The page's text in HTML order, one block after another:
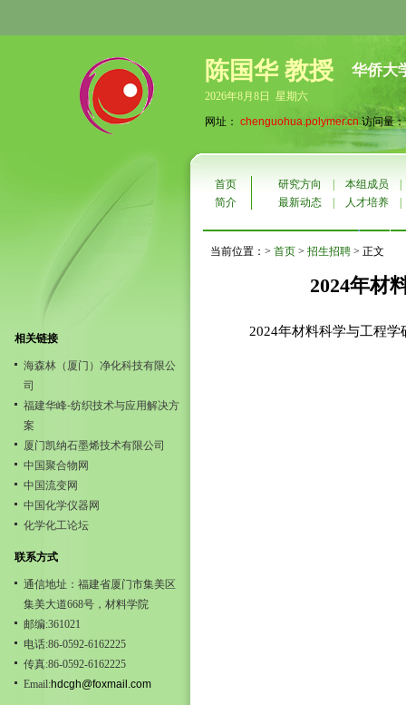
陈国华 教授 华侨大
2026年8月8日 星期六
网址： chenguohua.polymer.cn访问量：
相关链接
海森林（厦门）净化科技有限公
司
福建华峰-纺织技术与应用解决方
案
厦门凯纳石墨烯技术有限公司
中国聚合物网
中国流变网
中国化学仪器网
化学化工论坛
联系方式
通信地址：福建省厦门市集美区
集美大道668号，材料学院
邮编:361021
电话:86-0592-6162225
传真:86-0592-6162225
Email:hdcgh@foxmail.com
首页 研究方向 本组成员
简介
最新动态 人才培养
当前位置：> 首页 > 招生招聘 > 正文
2024年材
2024年材料科学与工程